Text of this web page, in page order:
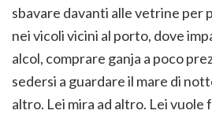
sbavare davanti alle vetrine per
nei vicoli vicini al porto, dove
alcol, comprare ganja a poco
sedersi a guardare il mare di
altro. Lei mira ad altro. Lei vuole